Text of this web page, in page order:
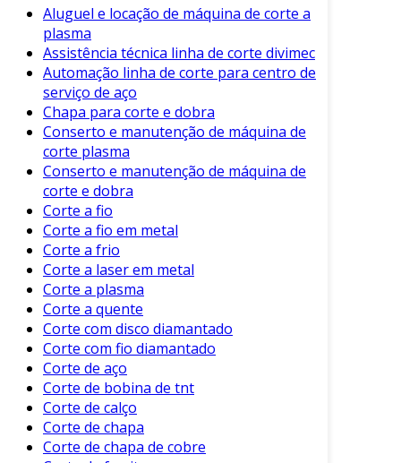
separar materiais através de forças mecânicas.
Em geral, ele é utilizado em materiais como
metais, plásticos e compósitos.
Esse processo é diferente do corte a quente,
que envolve a aplicação de calor intenso.
Abaixo, apresentamos as principais
características do corte a frio:
Precisão: Oferece cortes exatos e com
tolerâncias mínimas.
Acabamento Superficial
superfícies lisas, reduzindo a necessidade
de tratamento adicional.
Versatilidade: Aplica-se a uma ampla
gama de materiais e espessuras.
Benefícios do Corte a Frio
O corte a frio possui diversas vantagens que o
tornam uma escolha popular em muitas
aplicações industriais. Entre os principais
Aluguel e locação de máquina de corte a
plasma
Assistência técnica linha de corte divimec
Automação linha de corte para centro de
serviço de aço
Chapa para corte e dobra
Conserto e manutenção de máquina de
corte plasma
Conserto e manutenção de máquina de
corte e dobra
Corte a fio
Corte a fio em metal
Corte a frio
Corte a laser em metal
Corte a plasma
Corte a quente
Corte com disco diamantado
Corte com fio diamantado
Corte de aço
Corte de bobina de tnt
Corte de calço
Corte de chapa
Corte de chapa de cobre